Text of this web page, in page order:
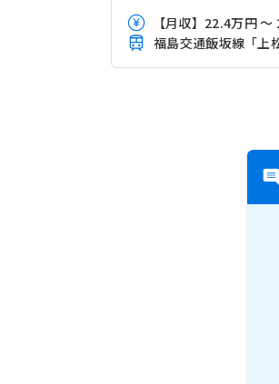
福島交通飯坂線「上